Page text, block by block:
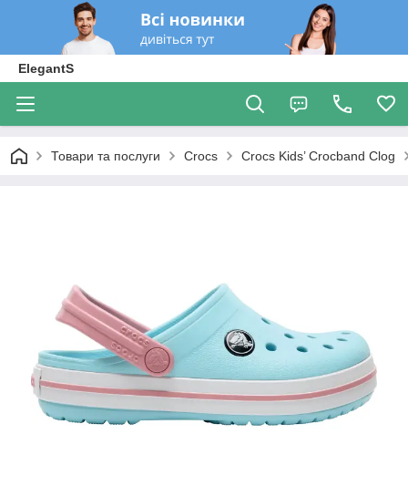
ElegantS
Товари та послуги Crocs Crocs Kids’ Crocband Clog